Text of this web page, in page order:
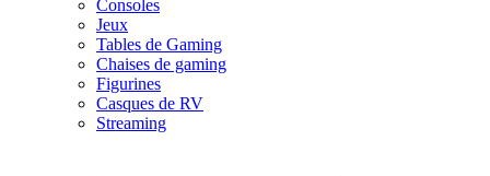
Consoles
Jeux
Tables de Gaming
Chaises de gaming
Figurines
Casques de RV
Streaming